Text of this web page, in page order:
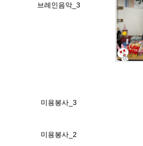
브레인음악_3
미용봉사_3
미용봉사_2